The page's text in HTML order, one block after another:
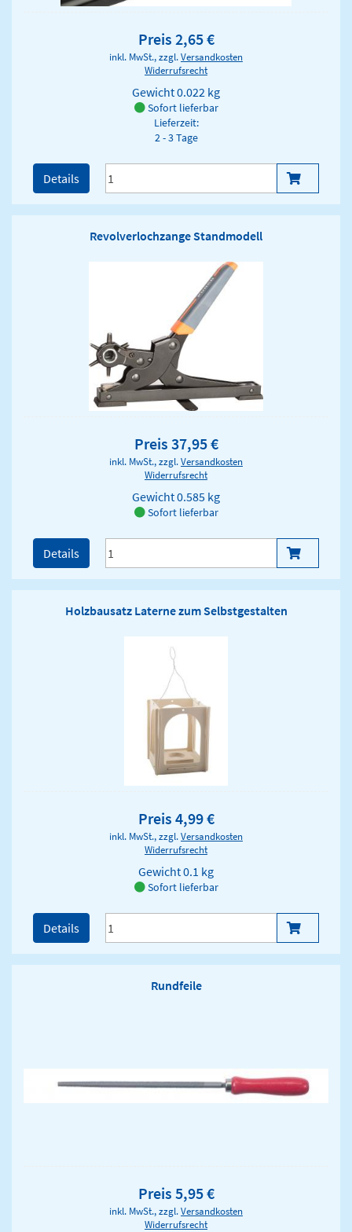
Preis 2,65 €
inkl. MwSt., zzgl.Versandkosten
Widerrufsrecht
Gewicht0.022 kg
Sofort lieferbar
Lieferzeit:
2 - 3 Tage
Details
Revolverlochzange Standmodell
Preis 37,95 €
inkl. MwSt., zzgl.Versandkosten
Widerrufsrecht
Gewicht0.585 kg
Sofort lieferbar
Details
Holzbausatz Laterne zum Selbstgestalten
Preis 4,99 €
inkl. MwSt., zzgl.Versandkosten
Widerrufsrecht
Gewicht0.1 kg
Sofort lieferbar
Details
Rundfeile
Preis 5,95 €
inkl. MwSt., zzgl.Versandkosten
Widerrufsrecht